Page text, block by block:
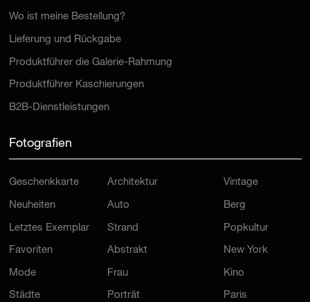
Wo ist meine Bestellung?
Lieferung und Rückgabe
Produktführer die Galerie-Rahmung
Produktführer Kaschierungen
B2B-Dienstleistungen
Fotografien
Geschenkkarte
Neuheiten
Letztes Exemplar
Favoriten
Mode
Städte
Architektur
Auto
Strand
Abstrakt
Frau
Porträt
Vintage
Berg
Popkultur
New York
Kino
Paris